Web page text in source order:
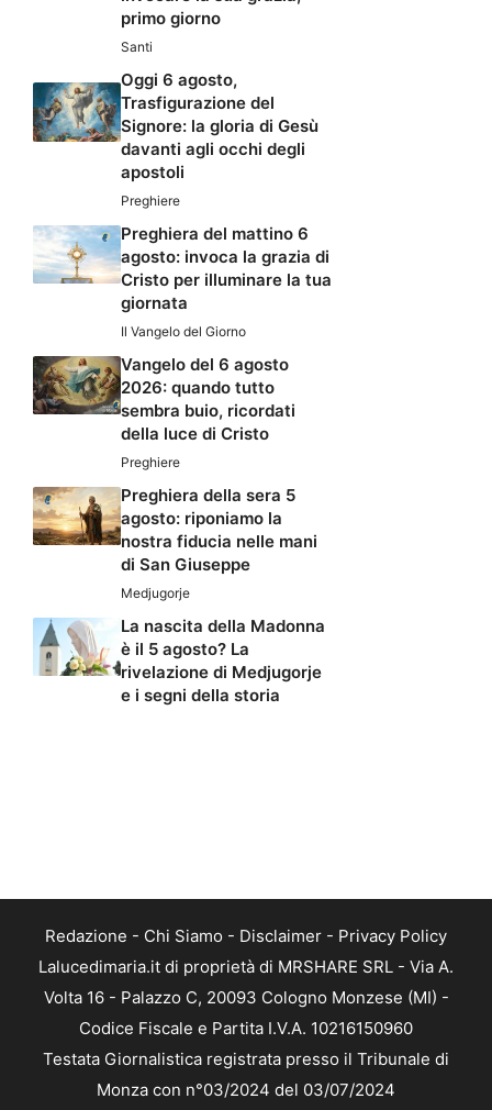
primo giorno
Santi
Oggi 6 agosto,
Trasfigurazione del
Signore: la gloria di Gesù
davanti agli occhi degli
apostoli
Preghiere
Preghiera del mattino 6
agosto: invoca la grazia di
Cristo per illuminare la tua
giornata
Il Vangelo del Giorno
Vangelo del 6 agosto
2026: quando tutto
sembra buio, ricordati
della luce di Cristo
Preghiere
Preghiera della sera 5
agosto: riponiamo la
nostra fiducia nelle mani
di San Giuseppe
Medjugorje
La nascita della Madonna
è il 5 agosto? La
rivelazione di Medjugorje
e i segni della storia
Redazione - Chi Siamo - Disclaimer - Privacy Policy
Lalucedimaria.it di proprietà di MRSHARE SRL - Via A.
Volta 16 - Palazzo C, 20093 Cologno Monzese (MI) -
Codice Fiscale e Partita I.V.A. 10216150960
Testata Giornalistica registrata presso il Tribunale di
Monza con n°03/2024 del 03/07/2024